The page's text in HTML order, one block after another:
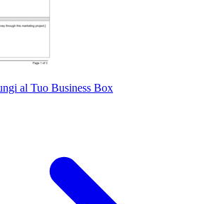
al Tuo Business Box